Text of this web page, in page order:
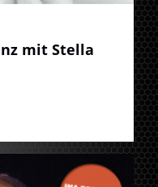
mit Stella